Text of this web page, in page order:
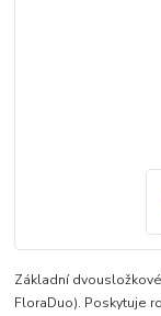
Základní
FloraDuo). Poskytuje